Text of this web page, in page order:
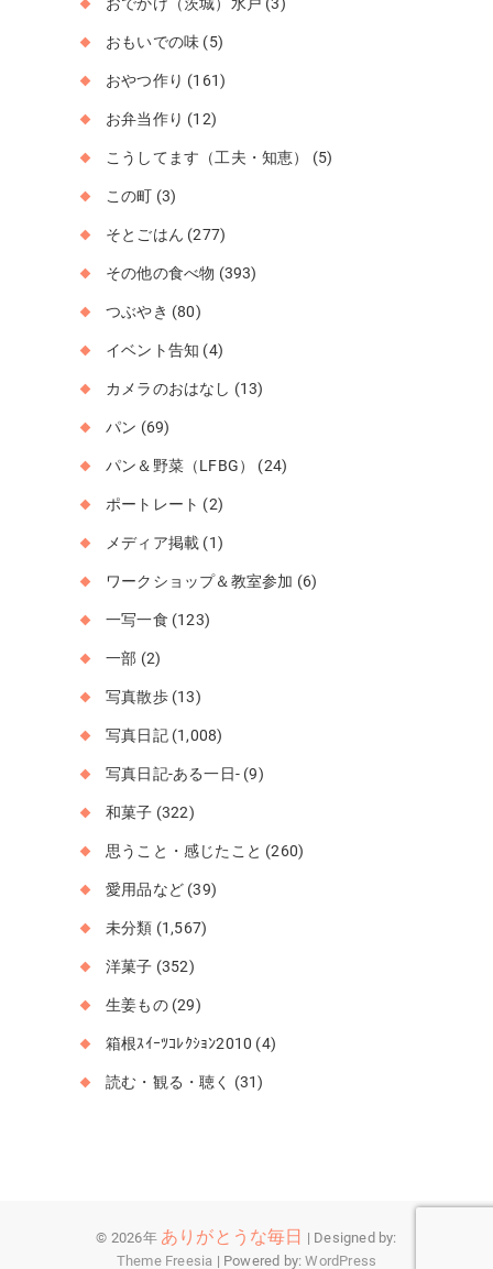
おもいでの味 (5)
おやつ作り (161)
お弁当作り (12)
こうしてます（工夫・知恵） (5)
この町 (3)
そとごはん (277)
その他の食べ物 (393)
つぶやき (80)
イベント告知 (4)
カメラのおはなし (13)
パン (69)
パン＆野菜（LFBG） (24)
ポートレート (2)
メディア掲載 (1)
ワークショップ＆教室参加 (6)
一写一食 (123)
一部 (2)
写真散歩(13)
写真日記(1,008)
写真日記-ある一日- (9)
和菓子 (322)
思うこと・感じたこと (260)
愛用品など (39)
未分類 (1,567)
洋菓子 (352)
生姜もの(29)
箱根ｽｲｰﾂｺﾚｸｼｮﾝ2010 (4)
読む・観る・聴く (31)
© 2026年 ありがとうな毎日 | Designed by:
Theme Freesia | Powered by:WordPress